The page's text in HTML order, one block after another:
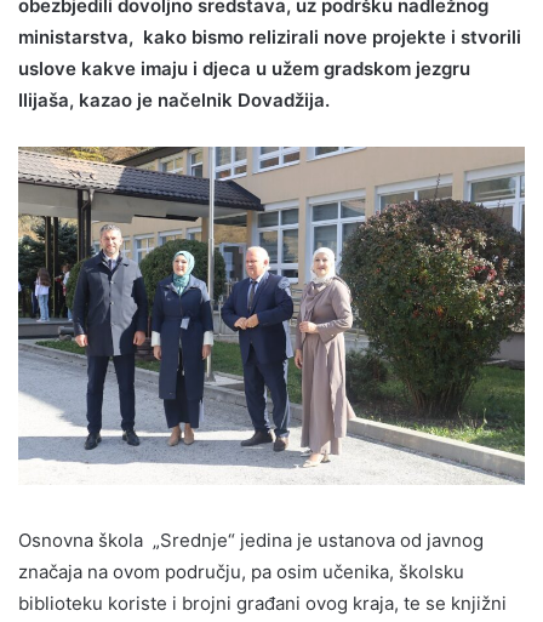
obezbjedili dovoljno sredstava, uz podršku nadležnog
ministarstva, kako bismo relizirali nove projekte i stvorili
uslove kakve imaju i djeca u užem gradskom jezgru
Ilijaša, kazao je načelnik Dovadžija.
Osnovna škola „Srednje“ jedina je ustanova od javnog
značaja na ovom području, pa osim učenika, školsku
biblioteku koriste i brojni građani ovog kraja, te se knjižni